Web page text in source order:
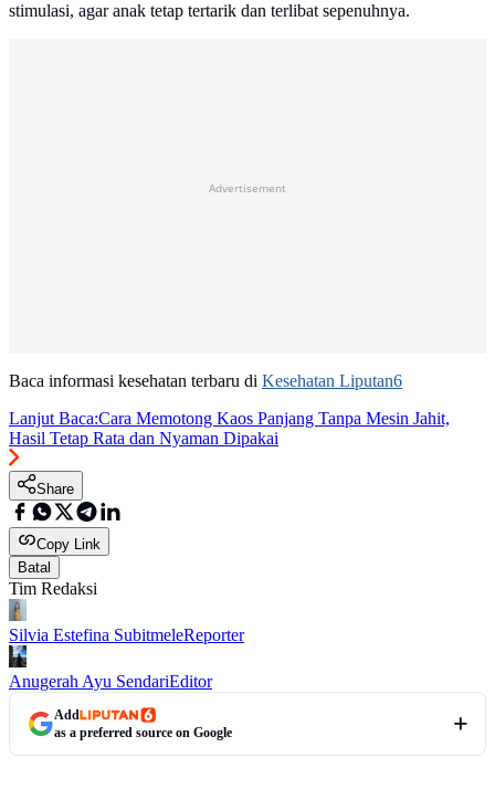
stimulasi, agar anak tetap tertarik dan terlibat sepenuhnya.
Advertisement
Baca informasi kesehatan terbaru di Kesehatan Liputan6
Lanjut Baca:Cara Memotong Kaos Panjang Tanpa Mesin Jahit,
Hasil Tetap Rata dan Nyaman Dipakai
Share
Copy Link
Batal
Tim Redaksi
Silvia Estefina SubitmeleReporter
Anugerah Ayu SendariEditor
Add
as a preferred source on Google